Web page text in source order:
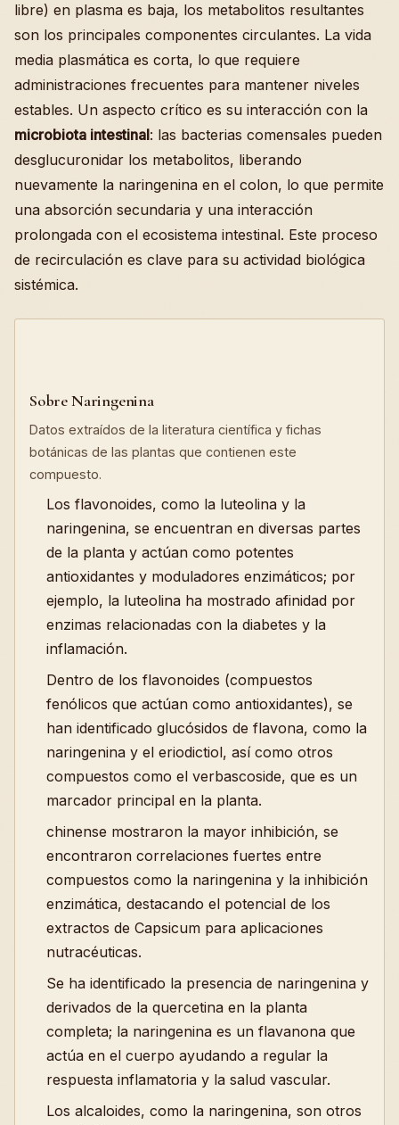
libre) en plasma es baja, los metabolitos resultantes
son los principales componentes circulantes. La vida
media plasmática es corta, lo que requiere
administraciones frecuentes para mantener niveles
estables. Un aspecto crítico es su interacción con la
microbiota intestinal: las bacterias comensales pueden
desglucuronidar los metabolitos, liberando
nuevamente la naringenina en el colon, lo que permite
una absorción secundaria y una interacción
prolongada con el ecosistema intestinal. Este proceso
de recirculación es clave para su actividad biológica
sistémica.
Sobre Naringenina
Datos extraídos de la literatura científica y fichas
botánicas de las plantas que contienen este
compuesto.
Los flavonoides, como la luteolina y la
naringenina, se encuentran en diversas partes
de la planta y actúan como potentes
antioxidantes y moduladores enzimáticos; por
ejemplo, la luteolina ha mostrado afinidad por
enzimas relacionadas con la diabetes y la
inflamación.
Dentro de los flavonoides (compuestos
fenólicos que actúan como antioxidantes), se
han identificado glucósidos de flavona, como la
naringenina y el eriodictiol, así como otros
compuestos como el verbascoside, que es un
marcador principal en la planta.
chinense mostraron la mayor inhibición, se
encontraron correlaciones fuertes entre
compuestos como la naringenina y la inhibición
enzimática, destacando el potencial de los
extractos de Capsicum para aplicaciones
nutracéuticas.
Se ha identificado la presencia de naringenina y
derivados de la quercetina en la planta
completa; la naringenina es un flavanona que
actúa en el cuerpo ayudando a regular la
respuesta inflamatoria y la salud vascular.
Los alcaloides, como la naringenina, son otros